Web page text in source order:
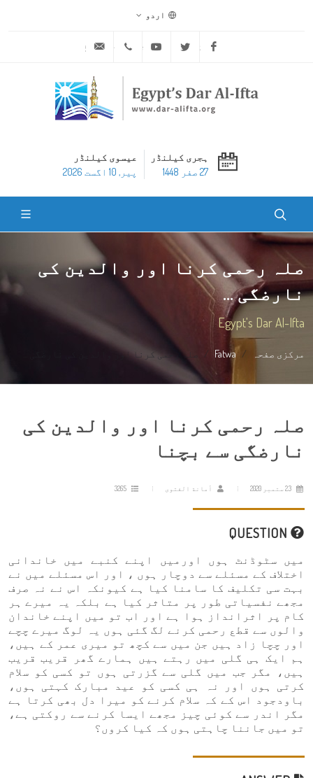
اردو
Facebook
Twitter
Youtube
ہجری کیلنڈر
27 صفر 1448
عیسوی کیلنڈر
پير, 10 اگست 2026
صلہ رحمی کرنا اور والدین کی
نارضگی ...
Egypt's Dar Al-Ifta
مرکزی صفحہ Fatwa صلہ رحمی کرنا اور والدین کی نارضگی ...
صلہ رحمی کرنا اور والدین کی
نارضگی سے بچنا
أمانة الفتوى
میں سٹوڈنٹ ہوں اورمیں اپنے کنبے میں خاندانی
اختلاف کے مسئلے سے دوچار ہوں ، اور اس مسئلے میں نے
بہت سی تکلیف کا سامنا کیا ہے کیونکہ اس نے نہ صرف
مجھے نفسیاتی طور پر متاثر کیا ہے بلکہ یہ میرے ہر
کام پر اثرانداز ہوا ہے اور اب تو میں اپنے خاندان
والوں سے قطع رحمی کرنے لگ گئی ہوں یہ لوگ میرے چچے
اور چچا زاد ہیں جن میں سے کچھ تو میری عمر کے ہیں،
ہم ایک ہی گلی میں رہتے ہیں ہمارے گھر قریب قریب
ہیں، مگر جب میں گلی سے گزرتی ہوں تو کسی کو سلام
کرتی ہوں اور نہ ہی کسی کو عید مبارک کہتی ہوں،
باودجود اس کے کہ سلام کرنے کو میرا دل بھی کرتا ہے
مگر اندر سے کوئی چیز مجھے ایسا کرنے سے روکتی ہے،
تو میں جاننا چاہتی ہوں کہ کیا کروں؟